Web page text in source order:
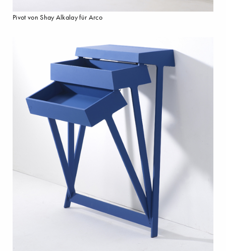
Pivot von Shay Alkalay für Arco